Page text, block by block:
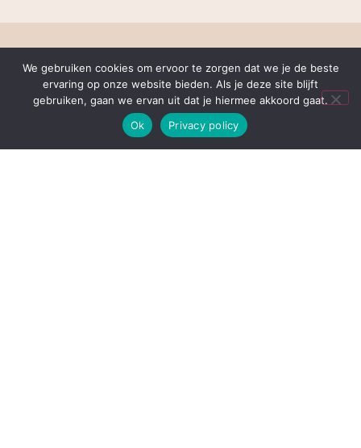
Adres:
Vruchtenbuurt, Den Haag (adres volgt bij maken van
afspraak)
We gebruiken cookies om ervoor te zorgen dat we je de beste
ervaring op onze website bieden. Als je deze site blijft
gebruiken, gaan we ervan uit dat je hiermee akkoord gaat.
Ok
Privacy policy